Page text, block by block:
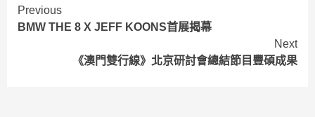
Continue
Reading
Previous
BMW THE 8 X JEFF KOONS首展揭幕
Next
《澳門雙行線》北京研討會總結節目豐碩成果